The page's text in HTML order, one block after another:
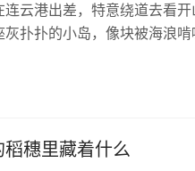
连云港出差，特意绕道去看
灰扑扑的小岛，像块被海浪
稻穗里藏着什么